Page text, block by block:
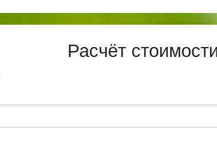
Расчёт